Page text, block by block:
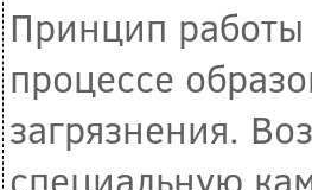
Принцип работы
процессе
загрязнения.